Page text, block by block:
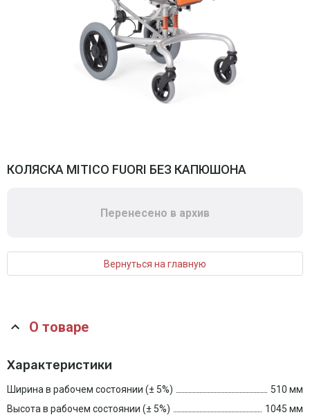
КОЛЯСКА MITICO FUORI БЕЗ КАПЮШОНА
Перенесено в архив
Вернуться на главную
О товаре
Характеристики
Ширина в рабочем состоянии (± 5%)
510 мм
Высота в рабочем состоянии (± 5%)
1045 мм